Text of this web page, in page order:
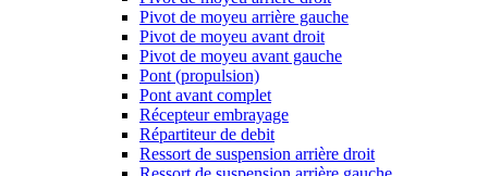
Pivot de moyeu arrière gauche
Pivot de moyeu avant droit
Pivot de moyeu avant gauche
Pont (propulsion)
Pont avant complet
Récepteur embrayage
Répartiteur de debit
Ressort de suspension arrière droit